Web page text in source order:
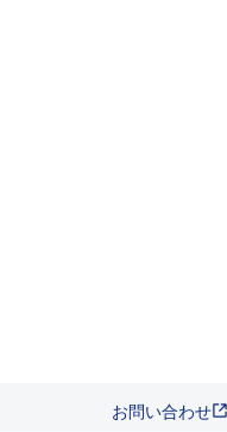
お問い合わせ